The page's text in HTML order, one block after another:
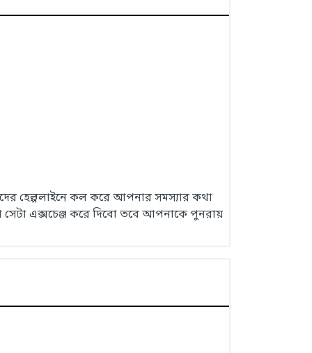
হেল্পলাইনে কল করে আপনার সমস্যার কথা
এক্সচেঞ্জ করে দিবো তবে আপনাকে পুনরায়